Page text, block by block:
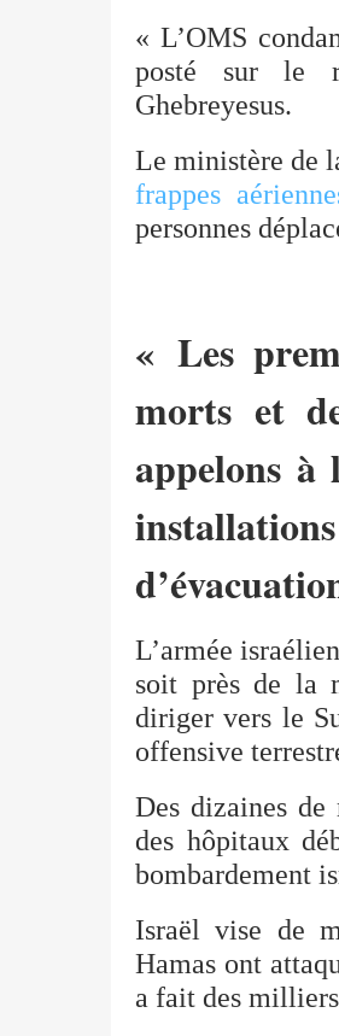
« L’OMS
posté sur le
Ghebreyesus.
Le ministère de
frappes
personnes
« Les
morts et
appelons à
L’armée
soit près de la
diriger vers le
offensive
Des dizaines de
des hôpitaux
bombardement
Israël vise de
Hamas ont
a fait des